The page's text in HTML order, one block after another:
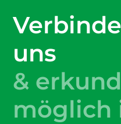
uns
&
möglich